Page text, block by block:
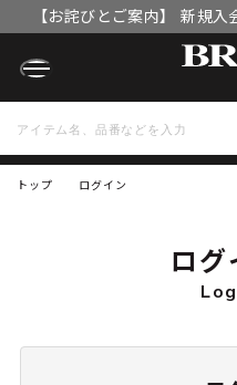
【お詫びとご案内】 新規
OFFクーポン」
トップ ログイン
ログ